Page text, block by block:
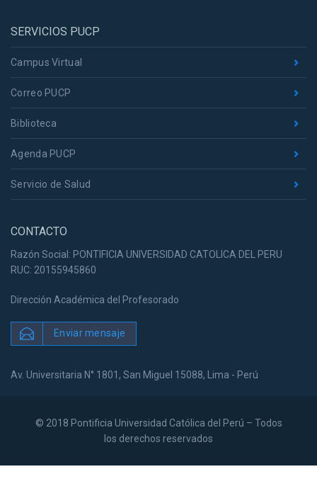
SERVICIOS PUCP
Campus Virtual
Correo PUCP
Biblioteca
Agenda PUCP
Servicio de Salud
CONTACTO
Razón Social: PONTIFICIA UNIVERSIDAD CATOLICA DEL PERU
RUC: 20155945860
Dirección Académica del Profesorado
Enviar mensaje
Av. Universitaria N° 1801, San Miguel 15088, Lima - Perú
© 2018 Pontificia Universidad Católica del Perú – Todos
los derechos reservados